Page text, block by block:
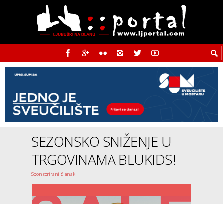
SEZONSKO SNIŽENJE U
TRGOVINAMA BLUKIDS!
Sponzorirani članak